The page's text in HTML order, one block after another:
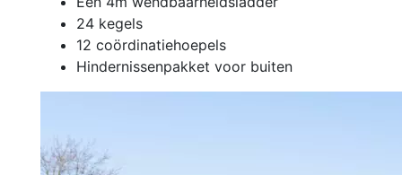
24 kegels
12 coördinatiehoepels
Hindernissenpakket voor buiten